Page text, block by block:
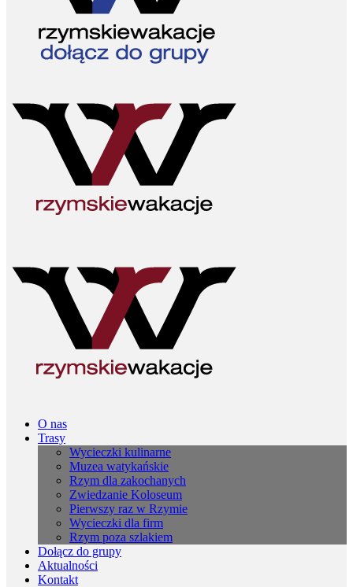
O nas
Trasy
Wycieczki kulinarne
Muzea watykańskie
Rzym dla zakochanych
Zwiedzanie Koloseum
Pierwszy raz w Rzymie
Wycieczki dla firm
Rzym poza szlakiem
Dołącz do grupy
Aktualności
Kontakt